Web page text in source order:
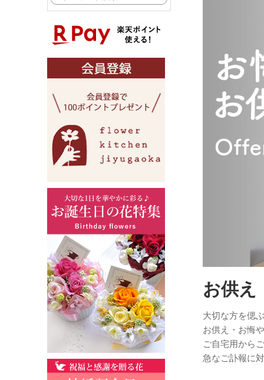
お供え
大切な方を偲
お供え・お悔
ご自宅用から
急なご訃報に